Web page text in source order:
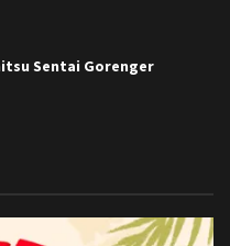
Sentai Gorenger